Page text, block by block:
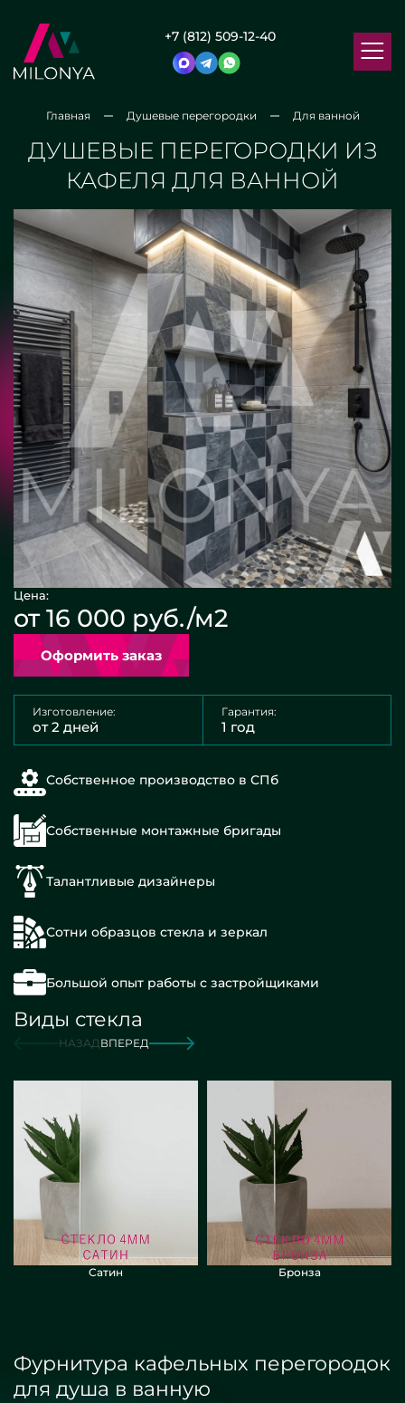
+7 (812) 509-12-40
Главная Душевые перегородки Для ванной
ДУШЕВЫЕ ПЕРЕГОРОДКИ ИЗ
КАФЕЛЯ ДЛЯ ВАННОЙ
Цена:
от 16 000 руб./м2
Оформить заказ
Изготовление:
от 2 дней
Гарантия:
1 год
Собственное производство в СПб
Собственные монтажные бригады
Талантливые дизайнеры
Сотни образцов стекла и зеркал
Большой опыт работы с застройщиками
Виды стекла
НАЗАДВПЕРЕД
Сатин Бронза
Фурнитура кафельных перегородок
для душа в ванную